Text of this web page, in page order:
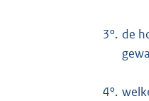
3°. de
4°.